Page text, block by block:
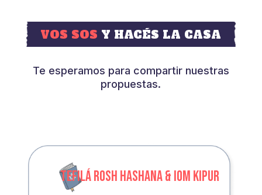
VOS SOS Y HACÉS LA CASA
Te esperamos para compartir nuestras
propuestas.
TEFILÁ ROSH HASHANA & IOM KIPUR